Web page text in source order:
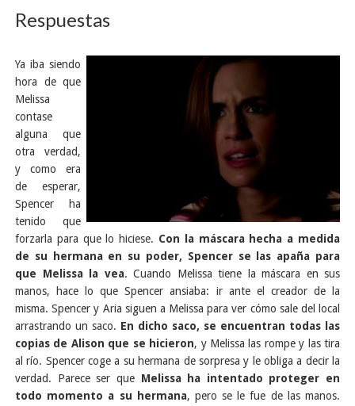
Respuestas
Ya iba siendo
hora de que
Melissa
contase
alguna que
otra verdad,
y como era
de esperar,
Spencer ha
tenido que
forzarla para que lo hiciese. Con la máscara hecha a medida
de su hermana en su poder, Spencer se las apaña para
que Melissa la vea. Cuando Melissa tiene la máscara en sus
manos, hace lo que Spencer ansiaba: ir ante el creador de la
misma. Spencer y Aria siguen a Melissa para ver cómo sale del local
arrastrando un saco. En dicho saco, se encuentran todas las
copias de Alison que se hicieron, y Melissa las rompe y las tira
al río. Spencer coge a su hermana de sorpresa y le obliga a decir la
verdad. Parece ser que Melissa ha intentado proteger en
todo momento a su hermana, pero se le fue de las manos.